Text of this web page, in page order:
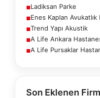
■Ladiksan Parke
■Enes Kaplan Avukatlık
■Trend Yapı Akustik
■A Life Ankara
■A Life Pursaklar
Son Eklenen